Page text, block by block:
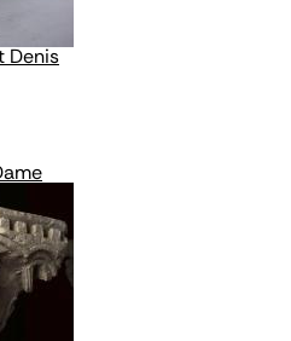
Denis